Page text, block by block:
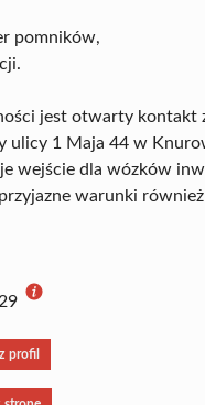
pomników,
jest otwarty
ulicy 1 Maja 44 w
wejście dla wózków
warunki
29
profil